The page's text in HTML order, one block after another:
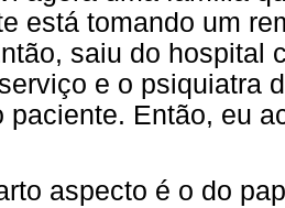
está tomando um
saiu do hospital
e o psiquiatra
paciente. Então, eu
aspecto é o do